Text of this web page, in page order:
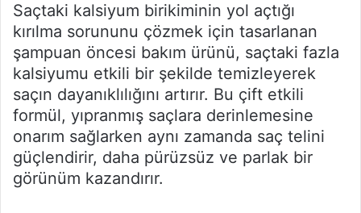
Saçtaki kalsiyum birikiminin yol açtığı
kırılma sorununu çözmek için tasarlanan
şampuan öncesi bakım ürünü, saçtaki fazla
kalsiyumu etkili bir şekilde temizleyerek
saçın dayanıklılığını artırır. Bu çift etkili
formül, yıpranmış saçlara derinlemesine
onarım sağlarken aynı zamanda saç telini
güçlendirir, daha pürüzsüz ve parlak bir
görünüm kazandırır.